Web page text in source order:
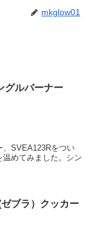
mkglow01
グルバーナー
、SVEA123Rをつい
めてみました。シン
ブラ）クッカー